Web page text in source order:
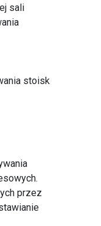
sali
stoisk
przez